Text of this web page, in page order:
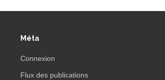
Méta
Connexion
Flux des publications